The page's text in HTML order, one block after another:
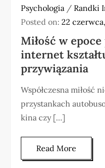
Psychologia / Randki
Posted on:22
Miłość w
internet
przywiązania
Współczesna miłość
przystankach
kina czy […]
Read More